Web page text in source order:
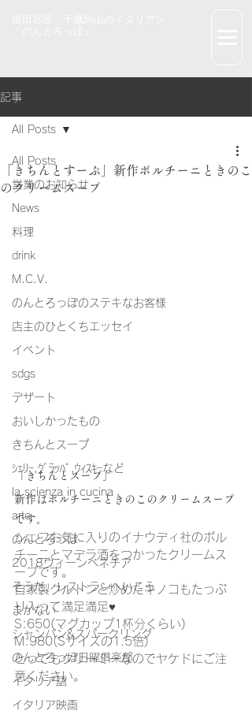
記事
All Posts
営業のお知らせ
News
料理
drink
M.C.V.
のんとろっぽのステキなお客様
店主のひとくちエッセイ
イベント
sdgs
デザート
おいしかったもの
きちんとスープ
ｼｪﾘｰ,ｸﾞﾗｯﾊﾟ,ｳｨｽｷｰなど
la scienza in cucina
arte
のんとろっぽ
2018ウィーンベネチア
そうだ、レストランへいこう
まかない
シャンパン&スパークリング
のんとろっぽ日曜俱楽部
イタリア語
イタリア映画
All Posts
「きちんとすーぷ」新作ポルチーニときのこ
のクリームスープ
「きちんとスープ」
新作はポルチーニときのこのクリームスープ
です。
シェフお気に入りのイナウディ社のポル
チーニとマデラ酒をつかったクリームス
ープです。
自家製クルトンと炒めたキノコもたっぷ
り入って満足満足♥
S:650(マグカップ1杯分くらい)
M:980(Sサイズの1.5倍)
とってもクリーミーなのでヤケドにご注
意ください。